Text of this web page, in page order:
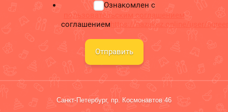
Ознакомлен с
пользовательским соглашением
соглашением https://nazakaz.online/user/
Отправить
Санкт-Петербург, пр. Космонавтов 46